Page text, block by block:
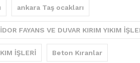
ankara Taş ocakları
FAYANS VE DUVAR KIRIM YIKIM
İŞLERİ Beton Kıranlar